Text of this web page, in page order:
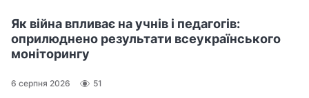
Як війна впливає на учнів і педагогів:
оприлюднено результати всеукраїнського
моніторингу
6 серпня 2026 51